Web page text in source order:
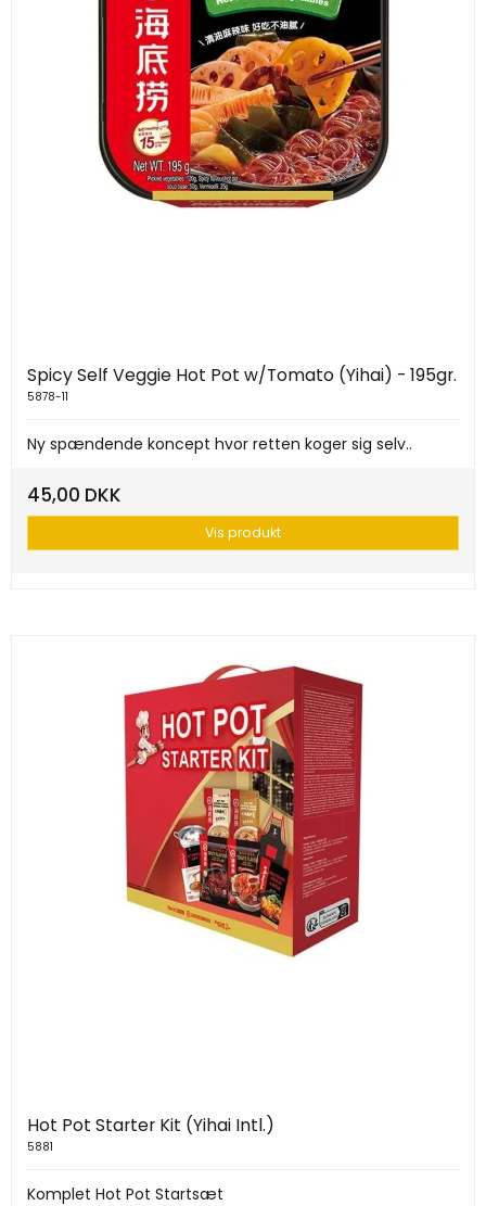
Spicy Self Veggie Hot Pot w/Tomato (Yihai) - 195gr.
5878-11
Ny spændende koncept hvor retten koger sig selv..
45,00 DKK
Vis produkt
Hot Pot Starter Kit (Yihai Intl.)
5881
Komplet Hot Pot Startsæt